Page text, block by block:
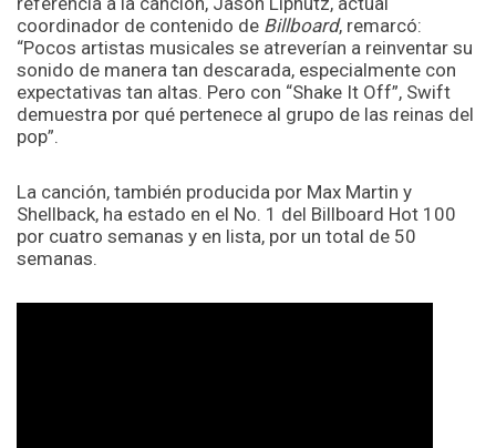
coordinador de contenido de Billboard, remarcó:
“Pocos artistas musicales se atreverían a reinventar su
sonido de manera tan descarada, especialmente con
expectativas tan altas. Pero con “Shake It Off”, Swift
demuestra por qué pertenece al grupo de las reinas del
pop”.
La canción, también producida por Max Martin y
Shellback, ha estado en el No. 1 del Billboard Hot 100
por cuatro semanas y en lista, por un total de 50
semanas.